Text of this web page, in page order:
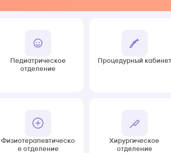
Педиатрическое
отделение
Процедурный кабинет
Физиотерапевтическо
е отделение
Хирургическое
отделение